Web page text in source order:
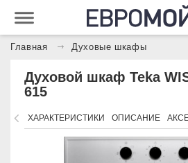
Главная Духовые шкафы
Духовой шкаф Teka
615
ХАРАКТЕРИСТИКИ ОПИСАНИЕ